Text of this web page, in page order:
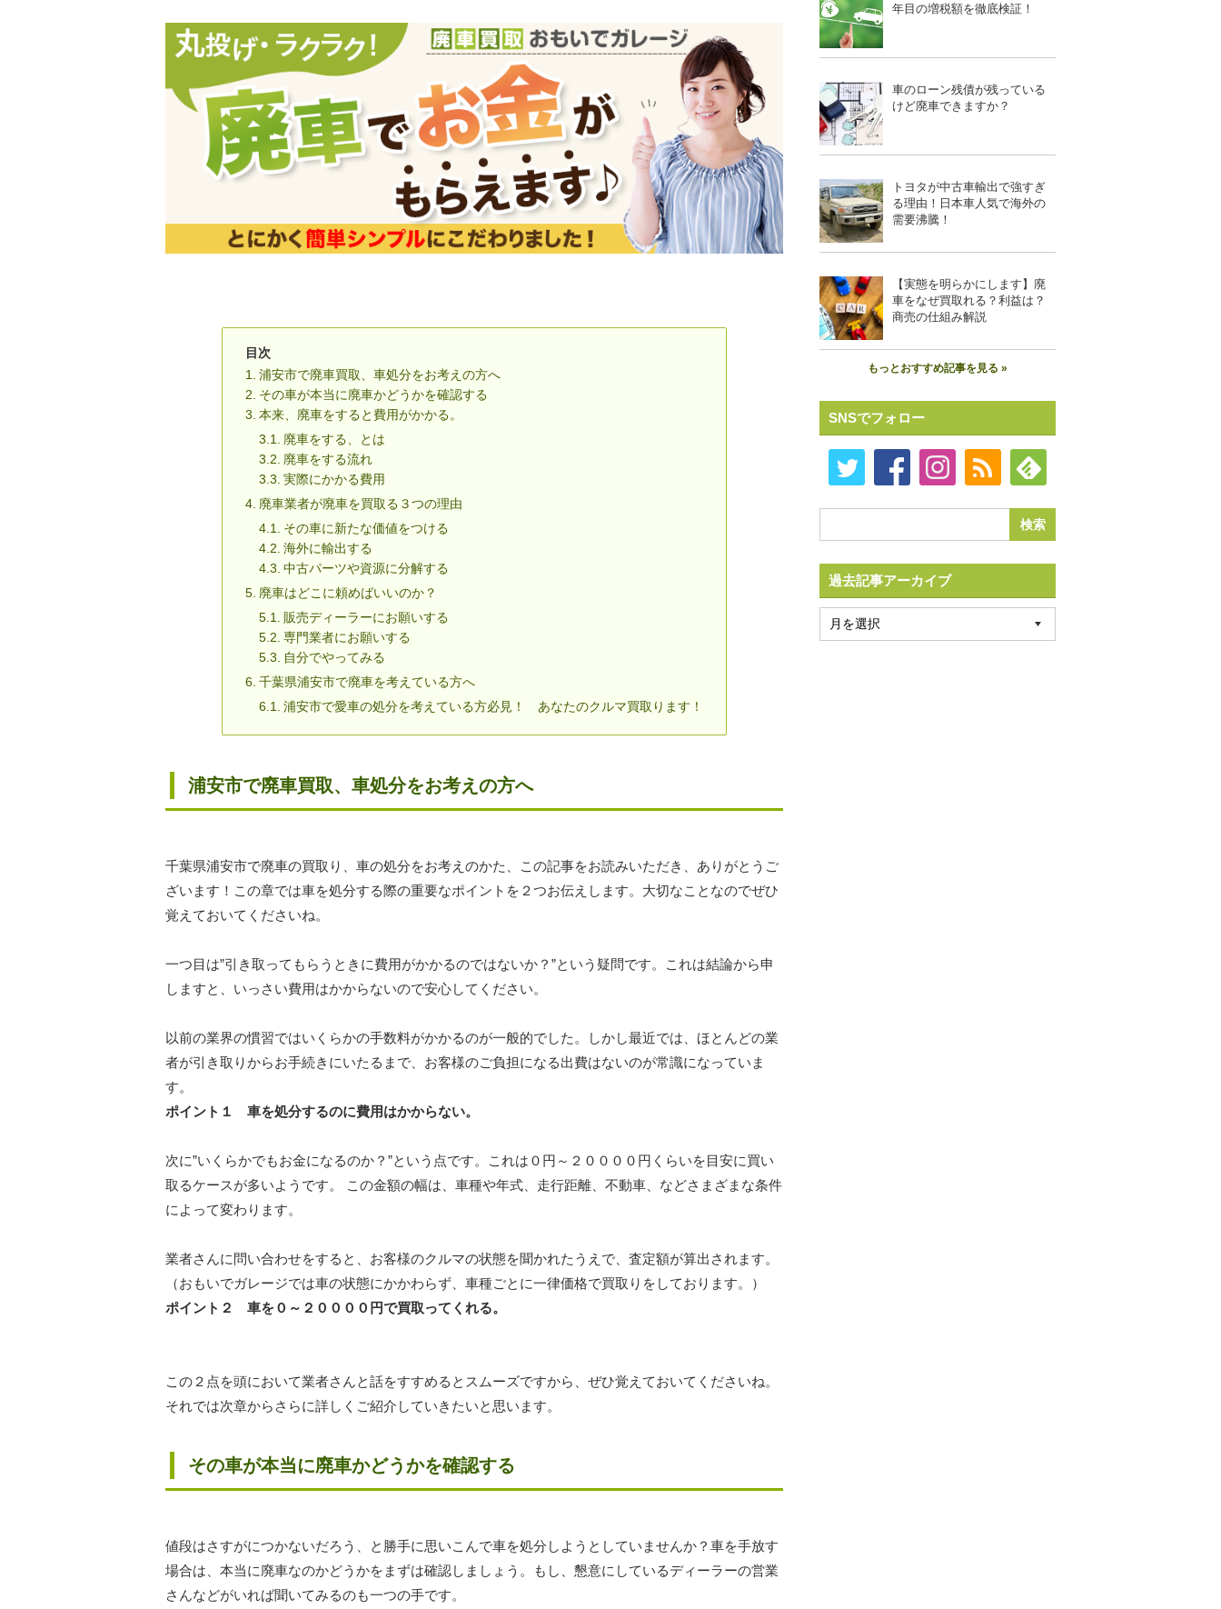
目次
浦安市で廃車買取、車処分をお考えの方へ
その車が本当に廃車かどうかを確認する
本来、廃車をすると費用がかかる。
廃車をする、とは
廃車をする流れ
実際にかかる費用
廃車業者が廃車を買取る３つの理由
その車に新たな価値をつける
海外に輸出する
中古パーツや資源に分解する
廃車はどこに頼めばいいのか？
販売ディーラーにお願いする
専門業者にお願いする
自分でやってみる
千葉県浦安市で廃車を考えている方へ
浦安市で愛車の処分を考えている方必見！ あなたのクルマ買取ります！
浦安市で廃車買取、車処分をお考えの方へ
千葉県浦安市で廃車の買取り、車の処分をお考えのかた、この記事をお読みいただき、ありがとうご
ざいます！この章では車を処分する際の重要なポイントを２つお伝えします。大切なことなのでぜひ
覚えておいてくださいね。
一つ目は”引き取ってもらうときに費用がかかるのではないか？”という疑問です。これは結論から申
しますと、いっさい費用はかからないので安心してください。
以前の業界の慣習ではいくらかの手数料がかかるのが一般的でした。しかし最近では、ほとんどの業
者が引き取りからお手続きにいたるまで、お客様のご負担になる出費はないのが常識になっていま
す。
ポイント１ 車を処分するのに費用はかからない。
次に”いくらかでもお金になるのか？”という点です。これは０円～２００００円くらいを目安に買い
取るケースが多いようです。 この金額の幅は、車種や年式、走行距離、不動車、などさまざまな条件
によって変わります。
業者さんに問い合わせをすると、お客様のクルマの状態を聞かれたうえで、査定額が算出されます。
（おもいでガレージでは車の状態にかかわらず、車種ごとに一律価格で買取りをしております。）
ポイント２ 車を０～２００００円で買取ってくれる。
この２点を頭において業者さんと話をすすめるとスムーズですから、ぜひ覚えておいてくださいね。
それでは次章からさらに詳しくご紹介していきたいと思います。
その車が本当に廃車かどうかを確認する
値段はさすがにつかないだろう、と勝手に思いこんで車を処分しようとしていませんか？車を手放す
場合は、本当に廃車なのかどうかをまずは確認しましょう。もし、懇意にしているディーラーの営業
さんなどがいれば聞いてみるのも一つの手です。
年目の増税額を徹底検証！
車のローン残債が残っている
けど廃車できますか？
トヨタが中古車輸出で強すぎ
る理由！日本車人気で海外の
需要沸騰！
【実態を明らかにします】廃
車をなぜ買取れる？利益は？
商売の仕組み解説
もっとおすすめ記事を見る »
SNSでフォロー
過去記事アーカイブ